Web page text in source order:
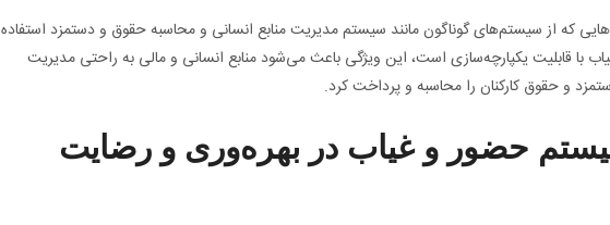
که از سیستم‌های گوناگون مانند سیستم مدیریت منابع انسانی و محاسبه حقوق و دستمزد استفاده
با قابلیت یکپارچه‌سازی است، این ویژگی باعث می‌شود منابع انسانی و مالی به راحتی مدیریت
و حقوق کارکنان را محاسبه و پرداخت کرد.
حضور و غیاب در بهره‌وری و رضایت